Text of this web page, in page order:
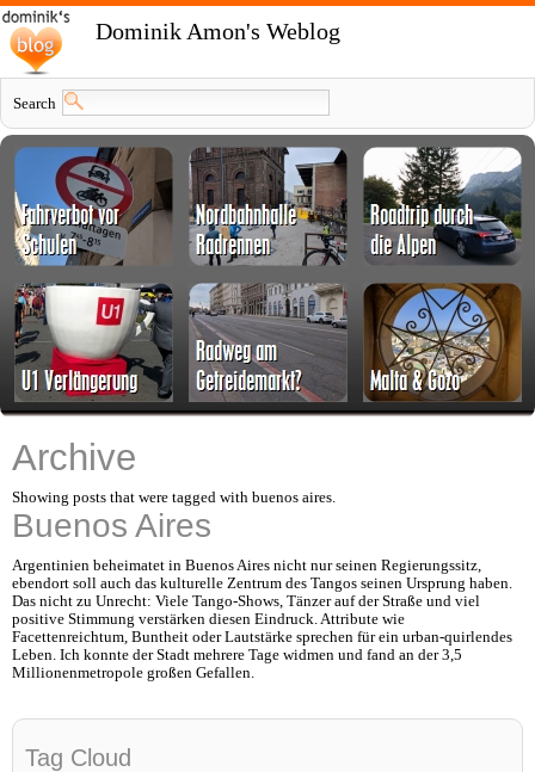
Dominik Amon's Weblog
Search
Archive
Showing posts that were tagged with buenos aires.
Buenos Aires
Argentinien beheimatet in Buenos Aires nicht nur seinen Regierungssitz,
ebendort soll auch das kulturelle Zentrum des Tangos seinen Ursprung haben.
Das nicht zu Unrecht: Viele Tango-Shows, Tänzer auf der Straße und viel
positive Stimmung verstärken diesen Eindruck. Attribute wie
Facettenreichtum, Buntheit oder Lautstärke sprechen für ein urban-quirlendes
Leben. Ich konnte der Stadt mehrere Tage widmen und fand an der 3,5
Millionenmetropole großen Gefallen.
Tag Cloud